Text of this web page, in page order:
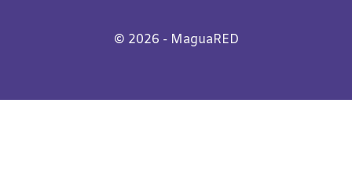
©️ 2026 - MaguaRED